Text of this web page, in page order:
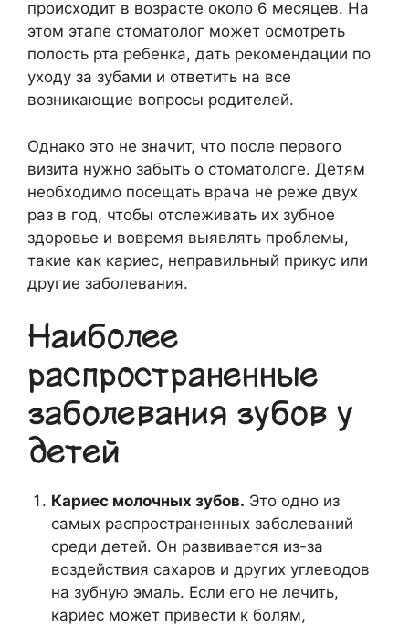
происходит в возрасте около 6 месяцев. На
этом этапе стоматолог может осмотреть
полость рта ребенка, дать рекомендации по
уходу за зубами и ответить на все
возникающие вопросы родителей.
Однако это не значит, что после первого
визита нужно забыть о стоматологе. Детям
необходимо посещать врача не реже двух
раз в год, чтобы отслеживать их зубное
здоровье и вовремя выявлять проблемы,
такие как кариес, неправильный прикус или
другие заболевания.
Наиболее
распространенные
заболевания зубов у
детей
Кариес молочных зубов. Это одно из
самых распространенных заболеваний
среди детей. Он развивается из-за
воздействия сахаров и других углеводов
на зубную эмаль. Если его не лечить,
кариес может привести к болям,